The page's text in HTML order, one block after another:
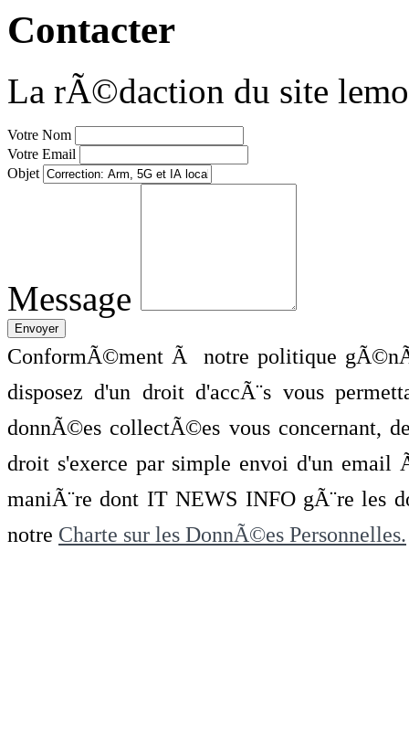
Contacter
La rÃ©daction du site
Votre Nom
Votre Email
Objet
Message
ConformÃ©ment Ã notre politique
disposez d'un droit d'accÃ¨s vous
donnÃ©es collectÃ©es vous concernant,
droit s'exerce par simple envoi d'un
maniÃ¨re dont IT NEWS INFO gÃ¨re les
notre Charte sur les DonnÃ©es Personnelles.